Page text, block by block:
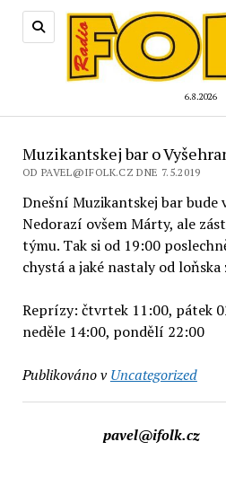
6.8.2026
Muzikantskej bar o
OD PAVEL@IFOLK.CZ DNE 7.5.2019
Dnešní Muzikantskej bar bude
Nedorazí ovšem Márty, ale
týmu. Tak si od 19:00
chystá a jaké nastaly od loňska
Reprízy: čtvrtek 11:00, pátek
neděle 14:00, pondělí 22:00
Publikováno v Uncategorized
pavel@ifolk.cz